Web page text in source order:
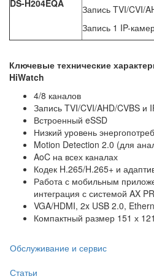
DS-H204EQA
Запись TVI/CVI/
Запись 1 IP-
Ключевые технические
HiWatch
4/8 каналов
Запись TVI/CVI/AHD/CVBS и
Встроенный eSSD
Низкий уровень
Motion Detection 2.0 (для
AoC на всех каналах
Кодек H.265/H.265+ и
Работа с мобильным
интеграция с системой AX
VGA/HDMI, 2x USB 2.0,
Компактный размер 151 х
Обслуживание и сервис
Статьи